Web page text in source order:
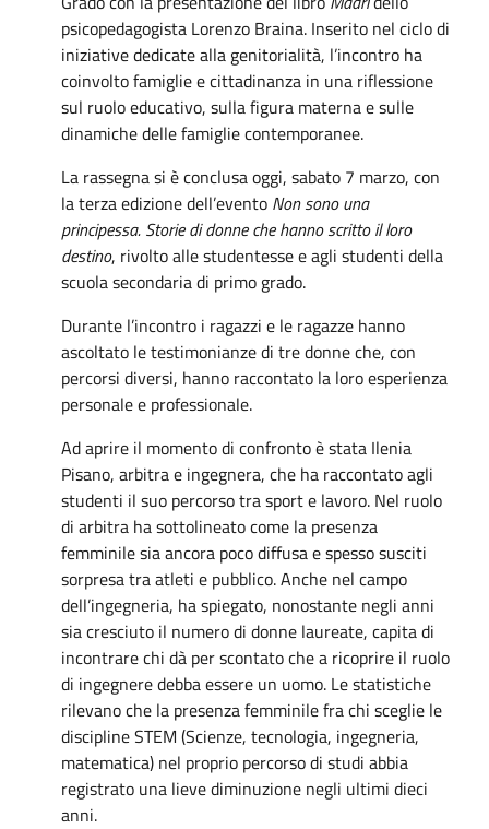
psicopedagogista Lorenzo Braina. Inserito nel ciclo di
iniziative dedicate alla genitorialità, l’incontro ha
coinvolto famiglie e cittadinanza in una riflessione
sul ruolo educativo, sulla figura materna e sulle
dinamiche delle famiglie contemporanee.
La rassegna si è conclusa oggi, sabato 7 marzo, con
la terza edizione dell’evento Non sono una
principessa. Storie di donne che hanno scritto il loro
destino, rivolto alle studentesse e agli studenti della
scuola secondaria di primo grado.
Durante l’incontro i ragazzi e le ragazze hanno
ascoltato le testimonianze di tre donne che, con
percorsi diversi, hanno raccontato la loro esperienza
personale e professionale.
Ad aprire il momento di confronto è stata Ilenia
Pisano, arbitra e ingegnera, che ha raccontato agli
studenti il suo percorso tra sport e lavoro. Nel ruolo
di arbitra ha sottolineato come la presenza
femminile sia ancora poco diffusa e spesso susciti
sorpresa tra atleti e pubblico. Anche nel campo
dell’ingegneria, ha spiegato, nonostante negli anni
sia cresciuto il numero di donne laureate, capita di
incontrare chi dà per scontato che a ricoprire il ruolo
di ingegnere debba essere un uomo. Le statistiche
rilevano che la presenza femminile fra chi sceglie le
discipline STEM (Scienze, tecnologia, ingegneria,
matematica) nel proprio percorso di studi abbia
registrato una lieve diminuzione negli ultimi dieci
anni.